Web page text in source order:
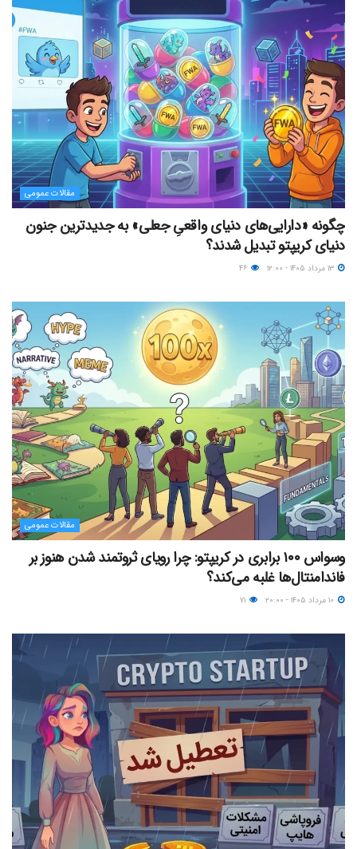
مقالات عمومی
چگونه «دارایی‌های دنیای واقعیِ جعلی» به جدیدترین جنون
دنیای کریپتو تبدیل شدند؟
مقالات عمومی
وسواس ۱۰۰ برابری در کریپتو: چرا رویای ثروتمند شدن هنوز بر
فاندامنتال‌ها غلبه می‌کند؟